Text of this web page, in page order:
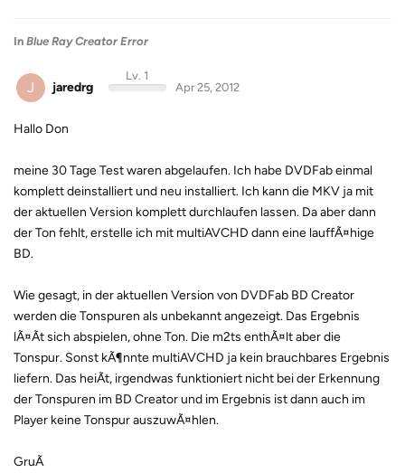
In Blue Ray Creator Error
J jaredrg
Lv. 1
Apr 25, 2012
Hallo Don
meine 30 Tage Test waren abgelaufen. Ich habe DVDFab einmal
komplett deinstalliert und neu installiert. Ich kann die MKV ja mit
der aktuellen Version komplett durchlaufen lassen. Da aber dann
der Ton fehlt, erstelle ich mit multiAVCHD dann eine lauffÃ¤hige
BD.
Wie gesagt, in der aktuellen Version von DVDFab BD Creator
werden die Tonspuren als unbekannt angezeigt. Das Ergebnis
lÃ¤Ãt sich abspielen, ohne Ton. Die m2ts enthÃ¤lt aber die
Tonspur. Sonst kÃ¶nnte multiAVCHD ja kein brauchbares Ergebnis
liefern. Das heiÃt, irgendwas funktioniert nicht bei der Erkennung
der Tonspuren im BD Creator und im Ergebnis ist dann auch im
Player keine Tonspur auszuwÃ¤hlen.
GruÃ